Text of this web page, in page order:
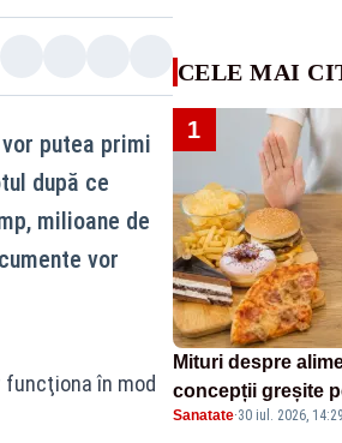
putea primi
după ce
milioane de
vor
funcţiona în mod
CELE MAI
1
Mituri despre
concepții greșite
lași deoparte
Sanatate·30 iul. 2026, 14:29